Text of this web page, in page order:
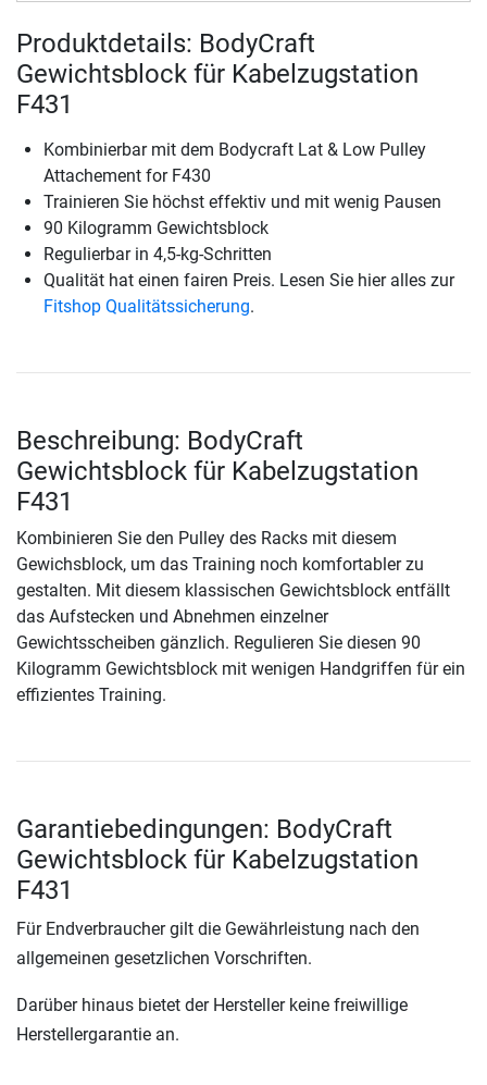
Produktdetails: BodyCraft
Gewichtsblock für Kabelzugstation
F431
Kombinierbar mit dem Bodycraft Lat & Low Pulley
Attachement for F430
Trainieren Sie höchst effektiv und mit wenig Pausen
90 Kilogramm Gewichtsblock
Regulierbar in 4,5-kg-Schritten
Qualität hat einen fairen Preis. Lesen Sie hier alles zur
Fitshop Qualitätssicherung.
Beschreibung: BodyCraft
Gewichtsblock für Kabelzugstation
F431
Kombinieren Sie den Pulley des Racks mit diesem
Gewichsblock, um das Training noch komfortabler zu
gestalten. Mit diesem klassischen Gewichtsblock entfällt
das Aufstecken und Abnehmen einzelner
Gewichtsscheiben gänzlich. Regulieren Sie diesen 90
Kilogramm Gewichtsblock mit wenigen Handgriffen für ein
effizientes Training.
Garantiebedingungen: BodyCraft
Gewichtsblock für Kabelzugstation
F431
Für Endverbraucher gilt die Gewährleistung nach den
allgemeinen gesetzlichen Vorschriften.
Darüber hinaus bietet der Hersteller keine freiwillige
Herstellergarantie an.